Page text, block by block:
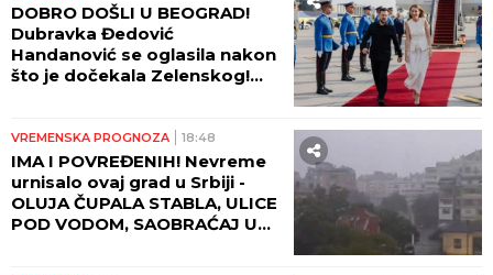
DOBRO DOŠLI U BEOGRAD!
Dubravka Đedović
Handanović se oglasila nakon
što je dočekala Zelenskog!
VREMENSKA PROGNOZA 18:48
IMA I POVREĐENIH! Nevreme
urnisalo ovaj grad u Srbiji -
OLUJA ČUPALA STABLA, ULICE
POD VODOM, SAOBRAĆAJ U